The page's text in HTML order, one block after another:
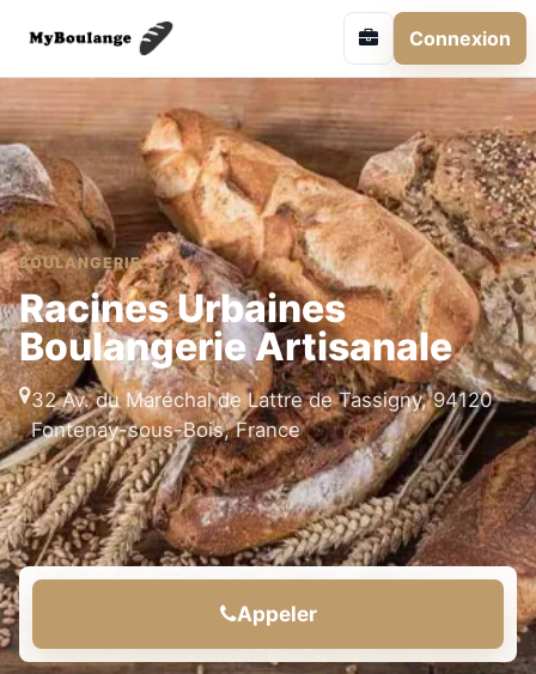
Connexion
BOULANGERIE
Racines Urbaines
Boulangerie Artisanale
32 Av. du Maréchal de Lattre de Tassigny, 94120
Fontenay-sous-Bois, France
Appeler